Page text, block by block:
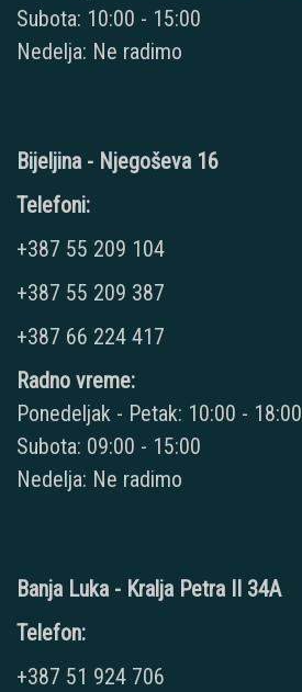
Subota: 10:00 - 15:00
Nedelja: Ne radimo
Bijeljina - Njegoševa 16
Telefoni:
+387 55 209 104
+387 55 209 387
+387 66 224 417
Radno vreme:
Ponedeljak - Petak: 10:00 - 18:00
Subota: 09:00 - 15:00
Nedelja: Ne radimo
Banja Luka - Kralja Petra II 34A
Telefon:
+387 51 924 706